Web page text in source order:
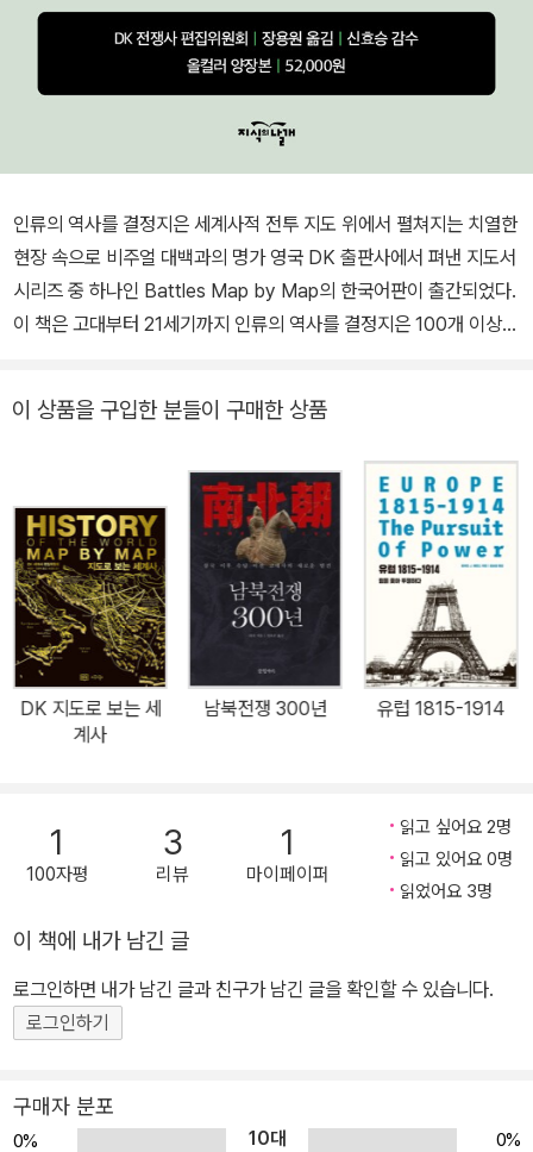
인류의 역사를 결정지은 세계사적 전투 지도 위에서 펼쳐지는 치열한
현장 속으로 비주얼 대백과의 명가 영국 DK 출판사에서 펴낸 지도서
시리즈 중 하나인 Battles Map by Map의 한국어판이 출간되었다.
이 책은 고대부터 21세기까지 인류의 역사를 결정지은 100개 이상의
심으로 공격과 방어를 하는 예루살렘 공성전을 비롯하여, 동아시아의
주요 전투인 적벽 대전, 한산도 대첩, 세키가하라 전투, 그리고 나폴레
옹의 운명을 결정지은 워털루 전쟁, 프랑스의 식민통치에서 베트남을
해방시킨 디엔비엔푸 전투, 2003년에 발발한 이라크 전쟁까지 포함
되어 있다. 승패를 가른 전술과 획기적인 무기, 뜻밖의 행운으로 시시
각각 변하는 전투의 양상이 아름답고 세밀한 150개 이상의 스토리텔
링 지도 위에 펼쳐진다. 그 당시 전투를 생생하게 묘사한 270컷 이상
의 그림과 사진까지 압도적 대형 판형의 올컬러 양장본에 담겨 있어
전쟁사 마니아에게 소장 가치가 충분하다.
이 상품을 구입한 분들이 구매한 상품
DK 지도로 보는 세
계사
남북전쟁 300년 유럽 1815-1914
1
100자평
3
리뷰
1
마이페이퍼
읽고 싶어요 2명
읽고 있어요 0명
읽었어요 3명
이 책에 내가 남긴 글
로그인하면 내가 남긴 글과 친구가 남긴 글을 확인할 수 있습니다.
로그인하기
구매자 분포
0% 10대 0%